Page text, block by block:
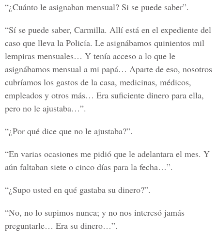
“¿Cuánto le asignaban mensual? Si se puede saber”.
“Sí se puede saber, Carmilla. Allí está en el expediente del
caso que lleva la Policía. Le asignábamos quinientos mil
lempiras mensuales… Y tenía acceso a lo que le
asignábamos mensual a mi papá… Aparte de eso, nosotros
cubríamos los gastos de la casa, medicinas, médicos,
empleados y otros más… Era suficiente dinero para ella,
pero no le ajustaba…”.
“¿Por qué dice que no le ajustaba?”.
“En varias ocasiones me pidió que le adelantara el mes. Y
aún faltaban siete o cinco días para la fecha…”.
“¿Supo usted en qué gastaba su dinero?”.
“No, no lo supimos nunca; y no nos interesó jamás
preguntarle… Era su dinero…”.